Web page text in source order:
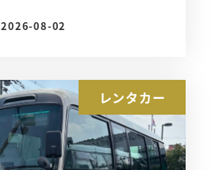
投稿日
2026-08-02
レンタカー